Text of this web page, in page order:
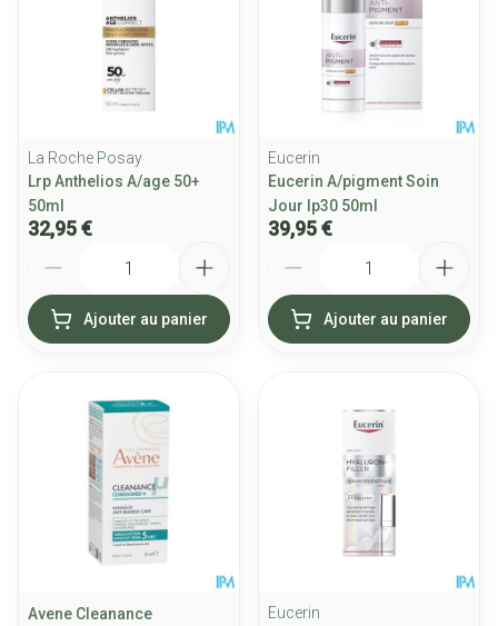
La Roche Posay
Lrp Anthelios A/age 50+
50ml
32,95 €
Ajouter au panier
Eucerin
Eucerin A/pigment Soin
Jour Ip30 50ml
39,95 €
Ajouter au panier
Avene Cleanance
Eucerin